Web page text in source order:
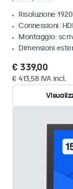
Risoluzione
Connessioni:
Montaggio:
Dimensioni
€ 339,00
€ 413,58 IVA incl.